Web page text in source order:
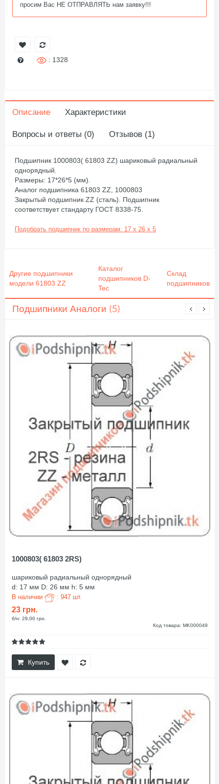
просим Вас НЕ ОТПРАВЛЯТЬ нам заявку!!!
: 1328
Описание Характеристики
Вопросы и ответы (0) Отзывов (1)
Подшипник 1000803( 61803 ZZ) шариковый радиальный
однорядный.
Размеры: 17*26*5 (мм).
Аналог подшипника 61803 ZZ, 1000803
Закрытый подшипник ZZ (сталь). Подшипник
соответствует стандарту ГОСТ 8338-75.
Подобрать подшипник по размерам: 17 x 26 x 5
Другие подшипники
модели 61803 ZZ
Каталог
подшипников D-
Tec
Склад
подшипников
Подшипники Аналоги (5)
1000803( 61803 2RS)
шариковый радиальный однорядный
d: 17 мм D: 26 мм h: 5 мм
В наличии : 947 шт.
23 грн.
б/н: 29,00 грн.
Код товара: MK000049
Купить